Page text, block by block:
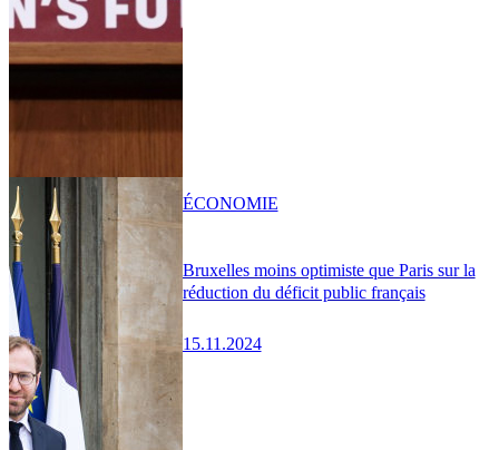
Bruxelles moins optimiste que Paris sur la
réduction du déficit public français
15.11.2024
ÉCONOMIE